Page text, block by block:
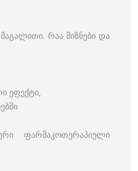
რაა მიზნები და
ეფექტი,
ფარმაკოთერაპიული